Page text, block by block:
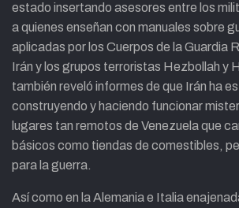
estado insertando asesores entre los
a quienes enseñan con manuales sobre
aplicadas por los Cuerpos de la Guardia
Irán y los grupos terroristas Hezbollah y
también reveló informes de que Irán ha
construyendo y haciendo funcionar
lugares tan remotos de Venezuela que
básicos como tiendas de comestibles,
para la guerra.
Así como en la Alemania e Italia